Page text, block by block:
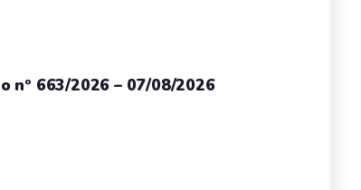
nº 663/2026 – 07/08/2026